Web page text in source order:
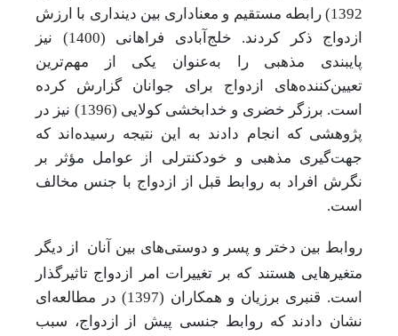
1392) رابطه مستقیم و معناداری بین دینداری با ارزش
ازدواج ذکر کردند. خلج‌آبادی فراهانی (1400) نیز
پایبندی مذهبی را به‌عنوان یکی از مهم‌ترین
تعیین‌کننده‌های ازدواج برای جوانان گزارش کرده
است. برزگر خضری و خدابخشی کولایی (1396) نیز در
پژوهشی که انجام دادند به این نتیجه رسیده‌اند که
جهت‌گیری مذهبی و خودکنترلی از عوامل مؤثر بر
نگرش افراد به روابط قبل از ازدواج با جنس مخالف
است.
روابط بین دختر و پسر و دوستی‌های بین آنان
از دیگر
متغیرهایی هستند که بر تغییرات امر ازدواج تاثیرگذار
است. قنبری برزیان و همکاران (1397) در مطالعه‌ای
نشان دادند که روابط جنسی پیش از ازدواج، سبب